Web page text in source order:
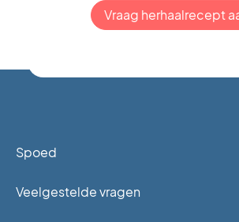
Vraag herhaalrecept
Spoed
Veelgestelde vragen